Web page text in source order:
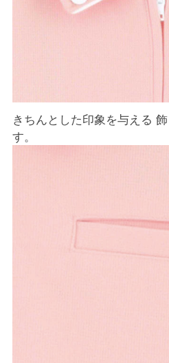
きちんとした印象を与える
す。